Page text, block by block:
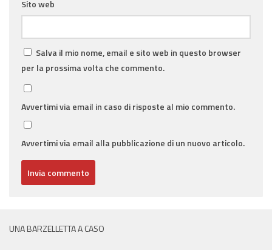
Sito web
Salva il mio nome, email e sito web in questo browser
per la prossima volta che commento.
Avvertimi via email in caso di risposte al mio commento.
Avvertimi via email alla pubblicazione di un nuovo articolo.
UNA BARZELLETTA A CASO